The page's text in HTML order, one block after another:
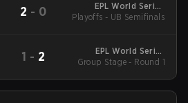
2 - 0
EPL World Series
Southeast Asia
Playoffs - UB Semifinals
1 - 2
EPL World Series
Southeast Asia
Group Stage - Round 1